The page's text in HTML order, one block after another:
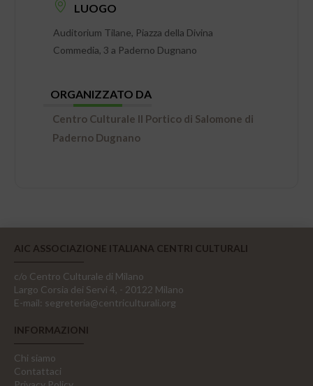
LUOGO
Auditorium Tilane, Piazza della Divina
Commedia, 3 a Paderno Dugnano
ORGANIZZATO DA
Centro Culturale Il Portico di Salomone di
Paderno Dugnano
AIC ASSOCIAZIONE ITALIANA CENTRI CULTURALI
c/o Centro Culturale di Milano
Largo Corsia dei Servi 4, - 20122 Milano
E-mail: segreteria@centriculturali.org
INFORMAZIONI
Chi siamo
Contattaci